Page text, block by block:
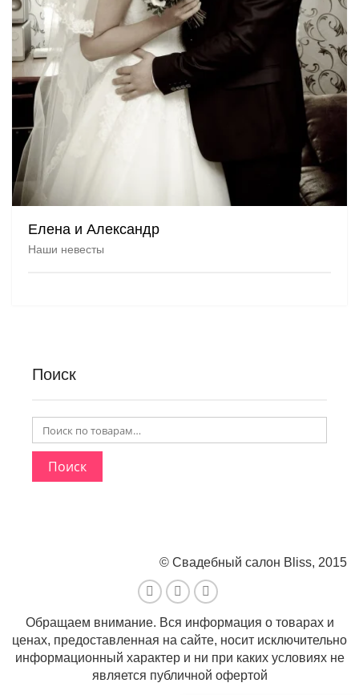
Елена и Александр
Наши невесты
Поиск
Поиск
Обращаем внимание. Вся информация о товарах и
ценах, предоставленная на сайте, носит исключительно
информационный характер и ни при каких условиях не
является публичной офертой
© Свадебный салон Bliss, 2015